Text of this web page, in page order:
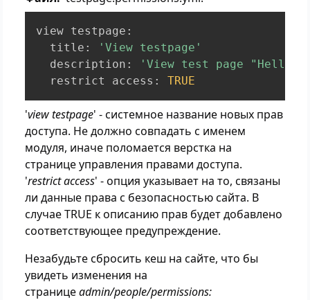
view testpage :
  title
:
'View testpage'
  description
:
'View test page "Hello
  restrict access
: TRUE
'view testpage' - системное название новых прав
доступа. Не должно совпадать с именем
модуля, иначе поломается верстка на
странице управления правами доступа.
'restrict access' - опция указывает на то, связаны
ли данные права с безопасностью сайта. В
случае TRUE к описанию прав будет добавлено
соответствующее предупреждение.
Незабудьте сбросить кеш на сайте, что бы
увидеть изменения на
страницеadmin/people/permissions: